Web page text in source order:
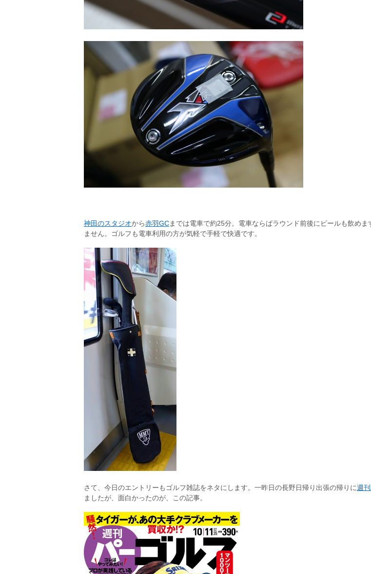
神田のスタジオから赤羽GCまでは電車で約25分。電車ならばラウンド前後にビールも飲めま
ません。ゴルフも電車利用の方が気軽で手軽で快適です。
さて、今日のエントリーもゴルフ雑誌をネタにします。一昨日の長野日帰り出張の帰りに週
ましたが、面白かったのが、この記事。